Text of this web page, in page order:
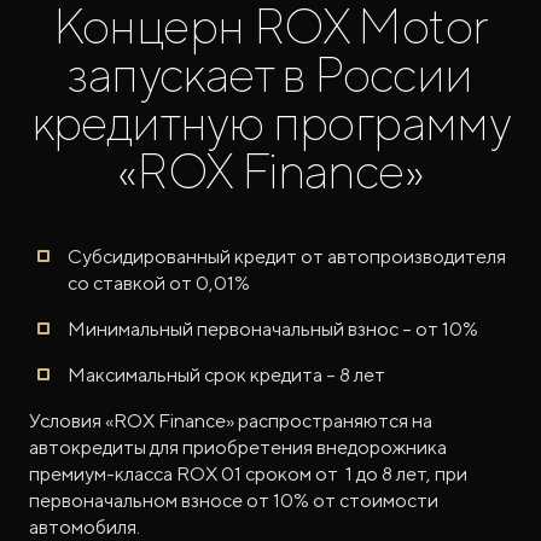
от 9 300 000 ₽*
Концерн ROX Motor
запускает в России
кредитную программу
«ROX Finance»
Субсидированный кредит от автопроизводителя
со ставкой от 0,01%
Минимальный первоначальный взнос – от 10%
Максимальный срок кредита – 8 лет
Условия «ROX Finance» распространяются на
автокредиты для приобретения внедорожника
премиум-класса ROX 01 сроком от 1 до 8 лет, при
первоначальном взносе от 10% от стоимости
автомобиля.